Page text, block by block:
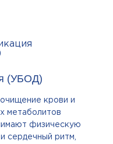
(УБОД)
крови и
метаболитов
физическую
сердечный ритм,